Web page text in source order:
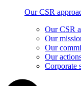
Our CSR
Our CSR
Our
Our
Our
Corporate